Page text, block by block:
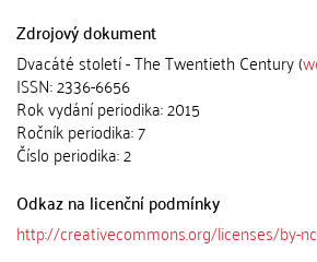
Zdrojový dokument
Dvacáté století - The Twentieth Century (
ISSN: 2336-6656
Rok vydání periodika: 2015
Ročník periodika: 7
Číslo periodika: 2
Odkaz na licenční podmínky
http://creativecommons.org/licenses/by-